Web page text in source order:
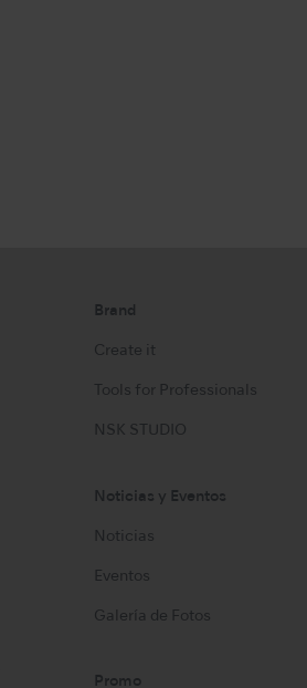
Brand
Create it
Tools for Professionals
NSK STUDIO
Noticias y Eventos
Noticias
Eventos
Galería de Fotos
Promo